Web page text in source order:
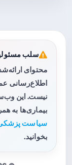
سلب
محتوای
اطلاع‌رسانی
نیست. این
بیماری‌ها به
سیاست
بخوانید.